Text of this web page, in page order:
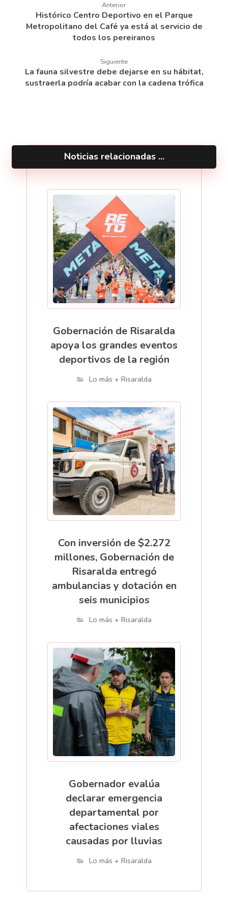
Anterior
Histórico Centro Deportivo en el Parque
Metropolitano del Café ya está al servicio de
todos los pereiranos
Siguiente
La fauna silvestre debe dejarse en su hábitat,
sustraerla podría acabar con la cadena trófica
Noticias relacionadas ...
Gobernación de Risaralda
apoya los grandes eventos
deportivos de la región
Lo más + Risaralda
Con inversión de $2.272
millones, Gobernación de
Risaralda entregó
ambulancias y dotación en
seis municipios
Lo más + Risaralda
Gobernador evalúa
declarar emergencia
departamental por
afectaciones viales
causadas por lluvias
Lo más + Risaralda